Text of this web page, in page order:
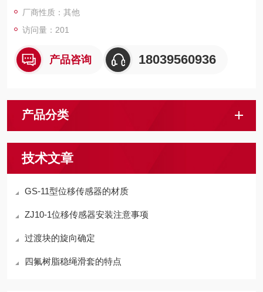
厂商性质：其他
访问量：201
产品咨询 18039560936
产品分类
技术文章
GS-11型位移传感器的材质
ZJ10-1位移传感器安装注意事项
过渡块的旋向确定
四氟树脂稳绳滑套的特点